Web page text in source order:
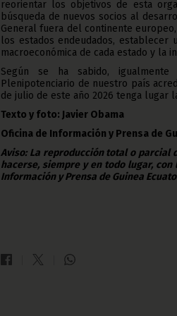
reorientar los objetivos de esta
búsqueda de nuevos socios al
General fuera del continente
los estados endeudados,
macroeconómica de cada estado y la
Según se ha sabido,
Plenipotenciario de nuestro país
de julio de este año 2026 tenga lugar
Texto y foto: Javier Obama
Oficina de Información y Prensa de
Aviso: La reproducción total o parcial
hacerse, siempre y en todo lugar,
Información y Prensa de Guinea